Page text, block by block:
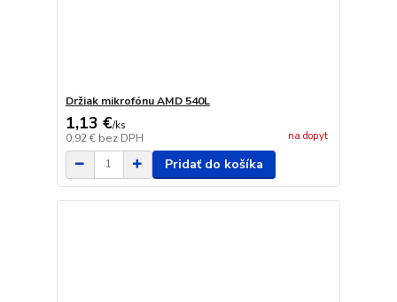
Držiak mikrofónu AMD 540L
1,13 €/ks
0,92 € bez DPH na dopyt
Pridať do košíka